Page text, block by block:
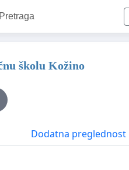
Pretraga
školu Kožino
Dodatna preglednost